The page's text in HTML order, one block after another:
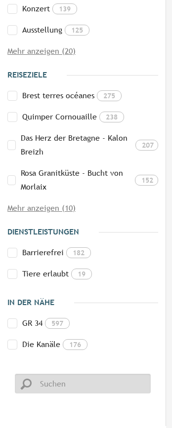
Konzert 139
Ausstellung 125
Mehr anzeigen (20)
REISEZIELE
Brest terres océanes 275
Quimper Cornouaille 238
Das Herz der Bretagne - Kalon
Breizh
207
Rosa Granitküste - Bucht von
Morlaix
152
Mehr anzeigen (10)
DIENSTLEISTUNGEN
Barrierefrei 182
Tiere erlaubt 19
IN DER NÄHE
GR 34 597
Die Kanäle 176